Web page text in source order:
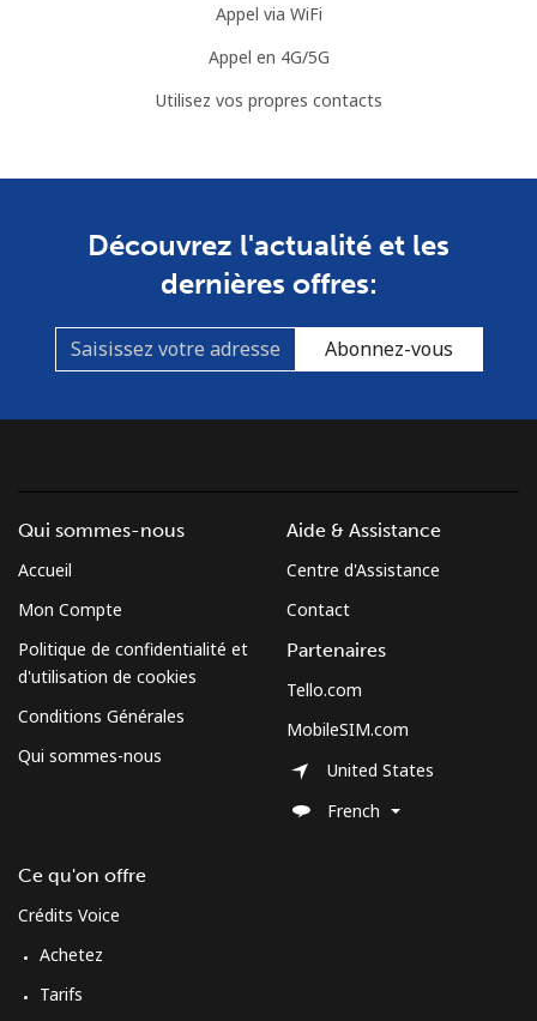
Appel via WiFi
Appel en 4G/5G
Utilisez vos propres contacts
Découvrez l'actualité et les
dernières offres:
Abonnez-vous
Qui sommes-nous
Accueil
Mon Compte
Politique de confidentialité et
d'utilisation de cookies
Conditions Générales
Qui sommes-nous
Ce qu'on offre
Crédits Voice
Achetez
Tarifs
Aide & Assistance
Centre d'Assistance
Contact
Partenaires
Tello.com
MobileSIM.com
United States
French